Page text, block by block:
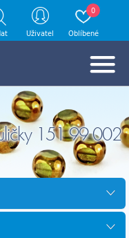
151 99 002
Uživatel
0
Oblíbené